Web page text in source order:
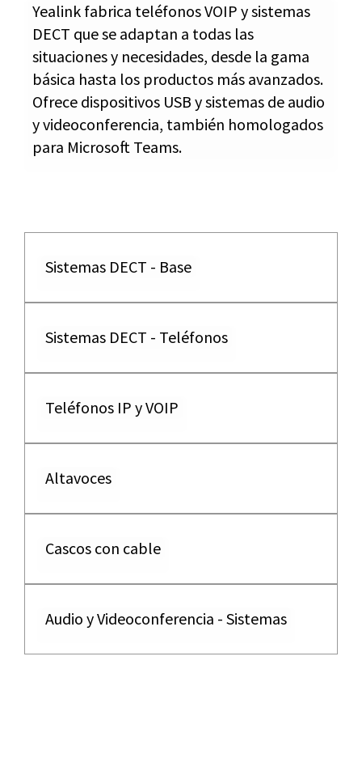
Yealink fabrica teléfonos VOIP y sistemas
DECT que se adaptan a todas las
situaciones y necesidades, desde la gama
básica hasta los productos más avanzados.
Ofrece dispositivos USB y sistemas de audio
y videoconferencia, también homologados
para Microsoft Teams.
Sistemas DECT - Base
Sistemas DECT - Teléfonos
Teléfonos IP y VOIP
Altavoces
Cascos con cable
Audio y Videoconferencia - Sistemas